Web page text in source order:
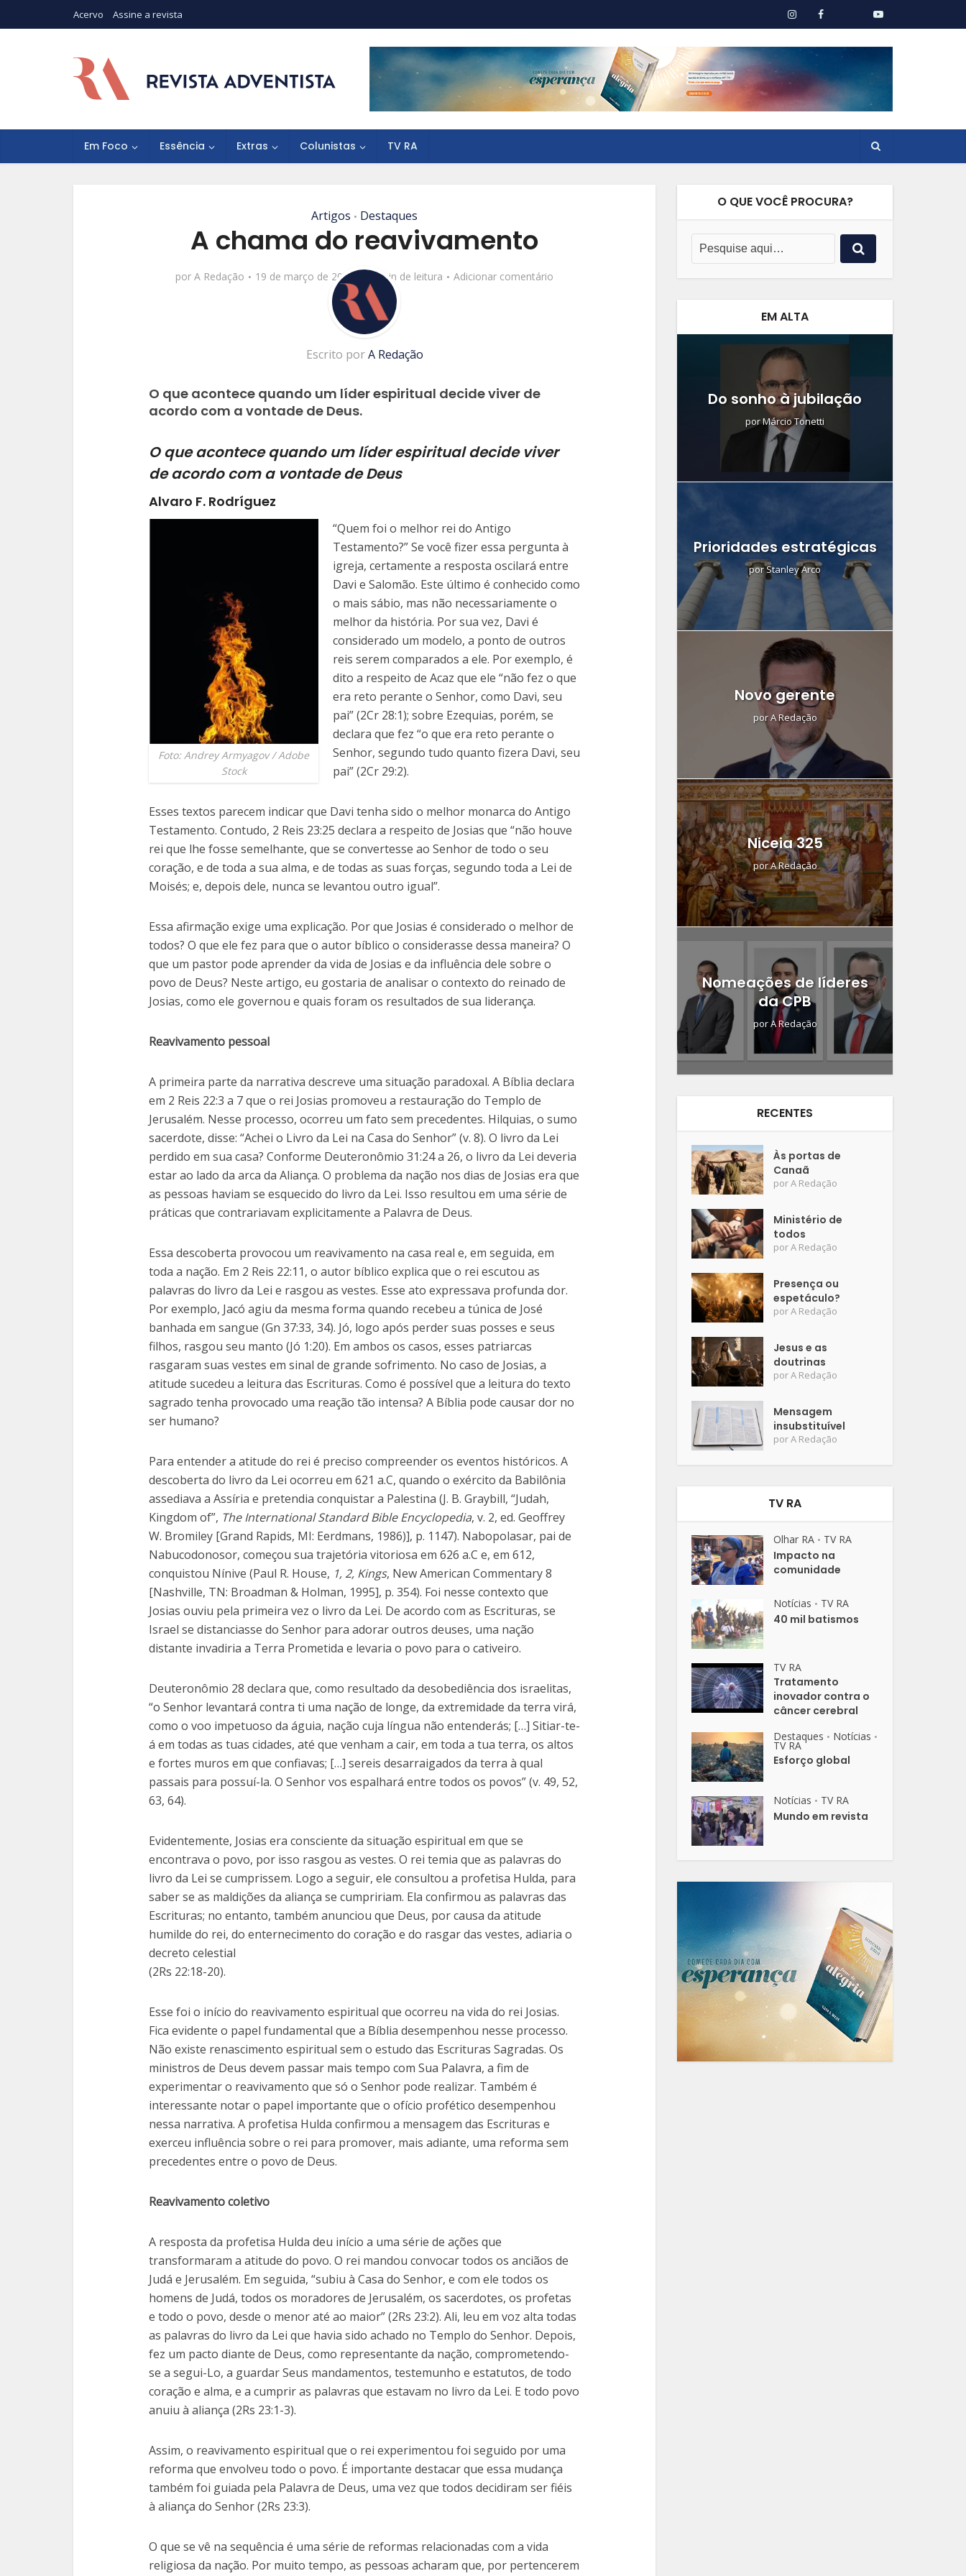
Acervo Assine a revista
Em Foco Essência Extras Colunistas TV RA
Artigos • Destaques
A chama do reavivamento
por A Redação 19 de março de 2019 10 min de leitura Adicionar comentário
Escrito porA Redação
O que acontece quando um líder espiritual decide viver de
acordo com a vontade de Deus.
O que acontece quando um líder espiritual decide viver
de acordo com a vontade de Deus
Alvaro F. Rodríguez
Foto: Andrey Armyagov / Adobe
Stock
“Quem foi o melhor rei do Antigo
Testamento?” Se você fizer essa pergunta à
igreja, certamente a resposta oscilará entre
Davi e Salomão. Este último é conhecido como
o mais sábio, mas não necessariamente o
melhor da história. Por sua vez, Davi é
considerado um modelo, a ponto de outros
reis serem comparados a ele. Por exemplo, é
dito a respeito de Acaz que ele “não fez o que
era reto perante o Senhor, como Davi, seu
pai” (2Cr 28:1); sobre Ezequias, porém, se
declara que fez “o que era reto perante o
Senhor, segundo tudo quanto fizera Davi, seu
pai” (2Cr 29:2).
Esses textos parecem indicar que Davi tenha sido o melhor monarca do Antigo
Testamento. Contudo, 2 Reis 23:25 declara a respeito de Josias que “não houve
rei que lhe fosse semelhante, que se convertesse ao Senhor de todo o seu
coração, e de toda a sua alma, e de todas as suas forças, segundo toda a Lei de
Moisés; e, depois dele, nunca se levantou outro igual”.
Essa afirmação exige uma explicação. Por que Josias é considerado o melhor de
todos? O que ele fez para que o autor bíblico o considerasse dessa maneira? O
que um pastor pode aprender da vida de Josias e da influência dele sobre o
povo de Deus? Neste artigo, eu gostaria de analisar o contexto do reinado de
Josias, como ele governou e quais foram os resultados de sua liderança.
Reavivamento pessoal
A primeira parte da narrativa descreve uma situação paradoxal. A Bíblia declara
em 2 Reis 22:3 a 7 que o rei Josias promoveu a restauração do Templo de
Jerusalém. Nesse processo, ocorreu um fato sem precedentes. Hilquias, o sumo
sacerdote, disse: “Achei o Livro da Lei na Casa do Senhor” (v. 8). O livro da Lei
perdido em sua casa? Conforme Deuteronômio 31:24 a 26, o livro da Lei deveria
estar ao lado da arca da Aliança. O problema da nação nos dias de Josias era que
as pessoas haviam se esquecido do livro da Lei. Isso resultou em uma série de
práticas que contrariavam explicitamente a Palavra de Deus.
Essa descoberta provocou um reavivamento na casa real e, em seguida, em
toda a nação. Em 2 Reis 22:11, o autor bíblico explica que o rei escutou as
palavras do livro da Lei e rasgou as vestes. Esse ato expressava profunda dor.
Por exemplo, Jacó agiu da mesma forma quando recebeu a túnica de José
banhada em sangue (Gn 37:33, 34). Jó, logo após perder suas posses e seus
filhos, rasgou seu manto (Jó 1:20). Em ambos os casos, esses patriarcas
rasgaram suas vestes em sinal de grande sofrimento. No caso de Josias, a
atitude sucedeu a leitura das Escrituras. Como é possível que a leitura do texto
sagrado tenha provocado uma reação tão intensa? A Bíblia pode causar dor no
ser humano?
Para entender a atitude do rei é preciso compreender os eventos históricos. A
descoberta do livro da Lei ocorreu em 621 a.C, quando o exército da Babilônia
assediava a Assíria e pretendia conquistar a Palestina (J. B. Graybill, “Judah,
Kingdom of”, The International Standard Bible Encyclopedia, v. 2, ed. Geoffrey
W. Bromiley [Grand Rapids, MI: Eerdmans, 1986)], p. 1147). Nabopolasar, pai de
Nabucodonosor, começou sua trajetória vitoriosa em 626 a.C e, em 612,
conquistou Nínive (Paul R. House, 1, 2, Kings, New American Commentary 8
[Nashville, TN: Broadman & Holman, 1995], p. 354). Foi nesse contexto que
Josias ouviu pela primeira vez o livro da Lei. De acordo com as Escrituras, se
Israel se distanciasse do Senhor para adorar outros deuses, uma nação
distante invadiria a Terra Prometida e levaria o povo para o cativeiro.
Deuteronômio 28 declara que, como resultado da desobediência dos israelitas,
“o Senhor levantará contra ti uma nação de longe, da extremidade da terra virá,
como o voo impetuoso da águia, nação cuja língua não entenderás; […] Sitiar-te-
á em todas as tuas cidades, até que venham a cair, em toda a tua terra, os altos
e fortes muros em que confiavas; […] sereis desarraigados da terra à qual
passais para possuí-la. O Senhor vos espalhará entre todos os povos” (v. 49, 52,
63, 64).
Evidentemente, Josias era consciente da situação espiritual em que se
encontrava o povo, por isso rasgou as vestes. O rei temia que as palavras do
livro da Lei se cumprissem. Logo a seguir, ele consultou a profetisa Hulda, para
saber se as maldições da aliança se cumpririam. Ela confirmou as palavras das
Escrituras; no entanto, também anunciou que Deus, por causa da atitude
humilde do rei, do enternecimento do coração e do rasgar das vestes, adiaria o
decreto celestial
(2Rs 22:18-20).
Esse foi o início do reavivamento espiritual que ocorreu na vida do rei Josias.
Fica evidente o papel fundamental que a Bíblia desempenhou nesse processo.
Não existe renascimento espiritual sem o estudo das Escrituras Sagradas. Os
ministros de Deus devem passar mais tempo com Sua Palavra, a fim de
experimentar o reavivamento que só o Senhor pode realizar. Também é
interessante notar o papel importante que o ofício profético desempenhou
nessa narrativa. A profetisa Hulda confirmou a mensagem das Escrituras e
exerceu influência sobre o rei para promover, mais adiante, uma reforma sem
precedentes entre o povo de Deus.
Reavivamento coletivo
A resposta da profetisa Hulda deu início a uma série de ações que
transformaram a atitude do povo. O rei mandou convocar todos os anciãos de
Judá e Jerusalém. Em seguida, “subiu à Casa do Senhor, e com ele todos os
homens de Judá, todos os moradores de Jerusalém, os sacerdotes, os profetas
e todo o povo, desde o menor até ao maior” (2Rs 23:2). Ali, leu em voz alta todas
as palavras do livro da Lei que havia sido achado no Templo do Senhor. Depois,
fez um pacto diante de Deus, como representante da nação, comprometendo-
se a segui-Lo, a guardar Seus mandamentos, testemunho e estatutos, de todo
coração e alma, e a cumprir as palavras que estavam no livro da Lei. E todo povo
anuiu à aliança (2Rs 23:1-3).
Assim, o reavivamento espiritual que o rei experimentou foi seguido por uma
reforma que envolveu todo o povo. É importante destacar que essa mudança
também foi guiada pela Palavra de Deus, uma vez que todos decidiram ser fiéis
à aliança do Senhor (2Rs 23:3).
O que se vê na sequência é uma série de reformas relacionadas com a vida
religiosa da nação. Por muito tempo, as pessoas acharam que, por pertencerem
O QUE VOCÊ PROCURA?
EM ALTA
Do sonho à jubilação
porMárcio Tonetti
Prioridades estratégicas
porStanley Arco
Novo gerente
porA Redação
Niceia 325
porA Redação
Nomeações de líderes
da CPB
porA Redação
RECENTES
Às portas de
Canaã
porA Redação
Ministério de
todos
porA Redação
Presença ou
espetáculo?
porA Redação
Jesus e as
doutrinas
porA Redação
Mensagem
insubstituível
porA Redação
TV RA
Olhar RA • TV RA
Impacto na
comunidade
Notícias • TV RA
40 mil batismos
TV RA
Tratamento
inovador contra o
câncer cerebral
Destaques • Notícias •
TV RA
Esforço global
Notícias • TV RA
Mundo em revista